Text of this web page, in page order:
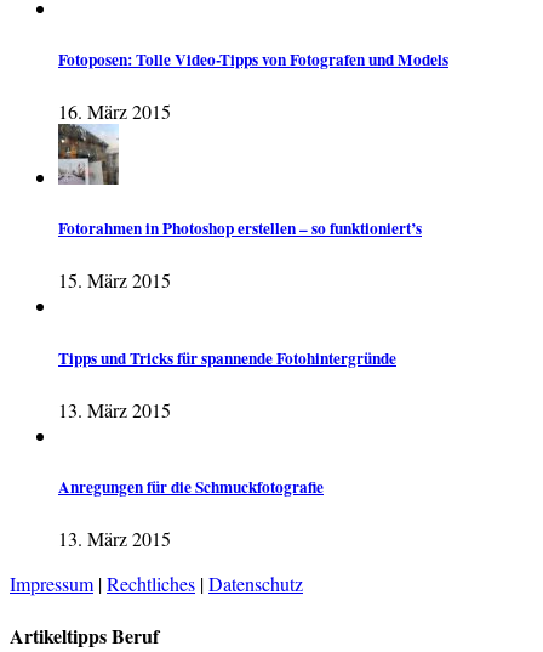
Fotoposen: Tolle Video-Tipps von Fotografen und Models
16. März 2015
Fotorahmen in Photoshop erstellen – so funktioniert’s
15. März 2015
Tipps und Tricks für spannende Fotohintergründe
13. März 2015
Anregungen für die Schmuckfotografie
13. März 2015
Impressum |Rechtliches |Datenschutz
Artikeltipps Beruf